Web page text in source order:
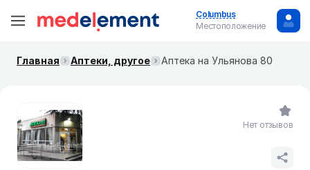
Columbus
Местоположение
Главная Аптеки, другое Аптека на Ульянова 80
Нет отзывов